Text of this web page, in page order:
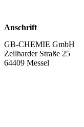
Anschrift
GB-CHEMIE GmbH
Zeilharder Straße 25
64409 Messel